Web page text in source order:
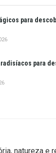
para
para
natureza e